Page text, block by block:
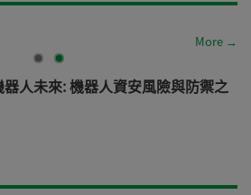
More →
人未來: 機器人資安風險與防禦之